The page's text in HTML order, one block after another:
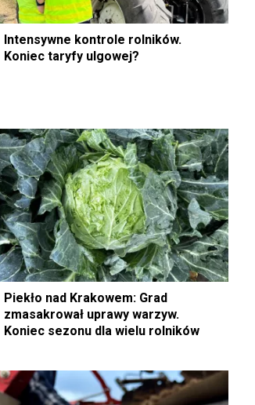
Intensywne kontrole rolników.
Koniec taryfy ulgowej?
Piekło nad Krakowem: Grad
zmasakrował uprawy warzyw.
Koniec sezonu dla wielu rolników